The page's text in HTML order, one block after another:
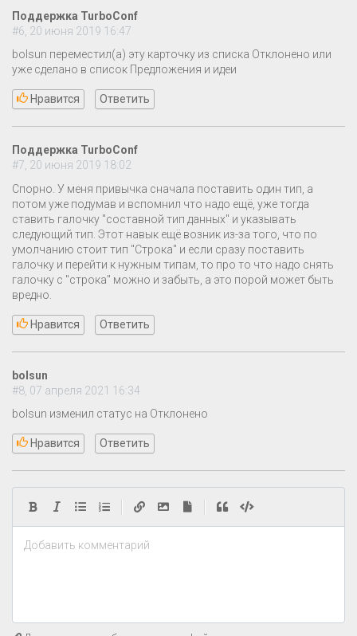
Поддержка TurboConf
#6, 20 июня 2019 16:47
bolsun переместил(а) эту карточку из списка Отклонено или
уже сделано в список Предложения и идеи
Нравится Ответить
Поддержка TurboConf
#7, 20 июня 2019 18:02
Спорно. У меня привычка сначала поставить один тип, а
потом уже подумав и вспомнил что надо ещё, уже тогда
ставить галочку "составной тип данных" и указывать
следующий тип. Этот навык ещё возник из-за того, что по
умолчанию стоит тип "Строка" и если сразу поставить
галочку и перейти к нужным типам, то про то что надо снять
галочку с "строка" можно и забыть, а это порой может быть
вредно.
Нравится Ответить
bolsun
#8, 07 апреля 2021 16:34
bolsun изменил статус на Отклонено
Нравится Ответить
Добавить комментарий